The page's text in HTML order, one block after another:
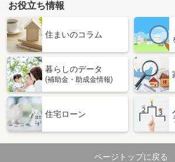
お役立ち情報
住まいのコラム
暮らしのデータ
(補助金・助成金情報)
住宅ローン
ページトップに戻る